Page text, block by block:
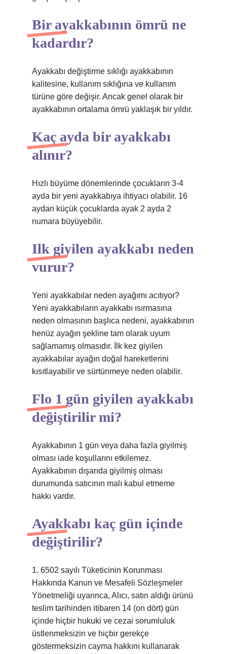
Bir ayakkabının ömrü ne
kadardır?
Ayakkabı değiştirme sıklığı ayakkabının
kalitesine, kullanım sıklığına ve kullanım
türüne göre değişir. Ancak genel olarak bir
ayakkabının ortalama ömrü yaklaşık bir yıldır.
Kaç ayda bir ayakkabı
alınır?
Hızlı büyüme dönemlerinde çocukların 3-4
ayda bir yeni ayakkabıya ihtiyacı olabilir. 16
aydan küçük çocuklarda ayak 2 ayda 2
numara büyüyebilir.
Ilk giyilen ayakkabı neden
vurur?
Yeni ayakkabılar neden ayağımı acıtıyor?
Yeni ayakkabıların ayakkabı ısırmasına
neden olmasının başlıca nedeni, ayakkabının
henüz ayağın şekline tam olarak uyum
sağlamamış olmasıdır. İlk kez giyilen
ayakkabılar ayağın doğal hareketlerini
kısıtlayabilir ve sürtünmeye neden olabilir.
Flo 1 gün giyilen ayakkabı
değiştirilir mi?
Ayakkabının 1 gün veya daha fazla giyilmiş
olması iade koşullarını etkilemez.
Ayakkabının dışarıda giyilmiş olması
durumunda satıcının malı kabul etmeme
hakkı vardır.
Ayakkabı kaç gün içinde
değiştirilir?
1. 6502 sayılı Tüketicinin Korunması
Hakkında Kanun ve Mesafeli Sözleşmeler
Yönetmeliği uyarınca, Alıcı, satın aldığı ürünü
teslim tarihinden itibaren 14 (on dört) gün
içinde hiçbir hukuki ve cezai sorumluluk
üstlenmeksizin ve hiçbir gerekçe
göstermeksizin cayma hakkını kullanarak